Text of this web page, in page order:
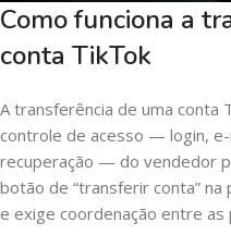
Como funciona a
conta TikTok
A transferência de uma conta
controle de acesso — login,
recuperação — do vendedor
botão de “transferir conta”
e exige coordenação entre as